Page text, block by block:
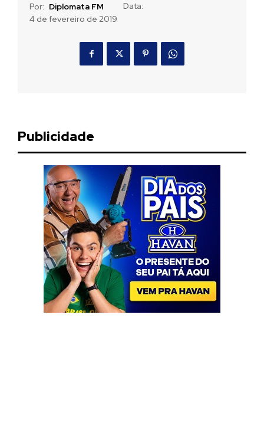
Por: Diplomata FM
Data:
4 de fevereiro de 2019
Publicidade